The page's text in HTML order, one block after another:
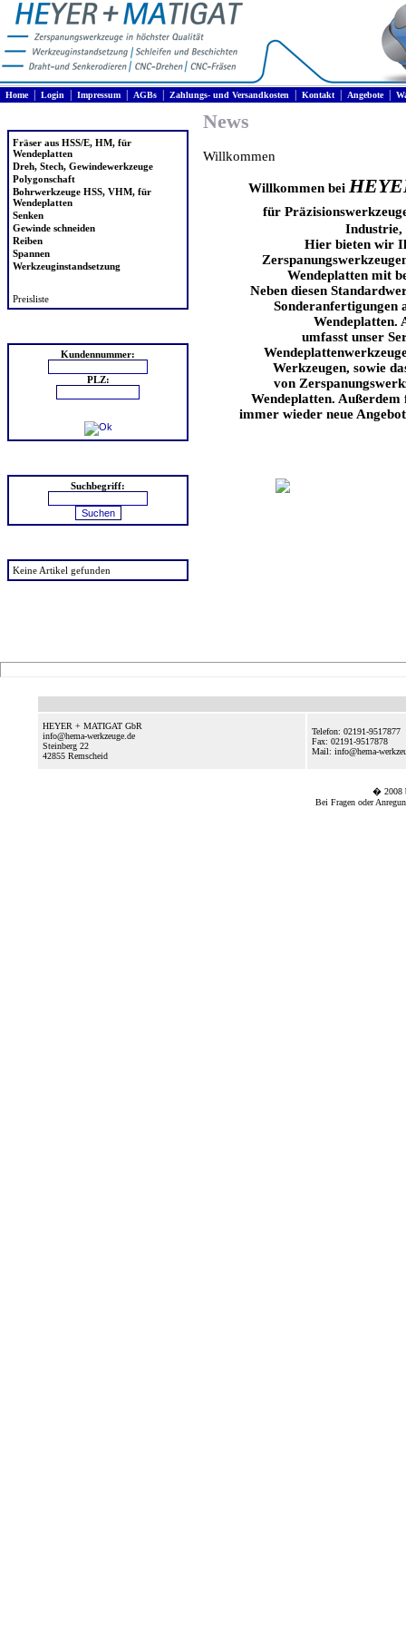
Home| Login Impressum AGBs Zahlungs- und Versandkosten Kontakt| Angebote|
Fräser aus HSS/E, HM, für
Wendeplatten
Dreh, Stech, Gewindewerkzeuge
Polygonschaft
Bohrwerkzeuge HSS, VHM, für
Wendeplatten
Senken
Gewinde schneiden
Reiben
Spannen
Werkzeuginstandsetzung
Preisliste
Kundennummer:
PLZ:
Suchbegriff:
Keine Artikel gefunden
News
Willkommen
Willkommen bei
für
Industrie,
Hier bieten wir
Wendeplatten mit
Neben diesen
Sonderanfertigungen
Wendeplatten.
umfasst unser
Werkzeugen, sowie
von
Wendeplatten.
immer wieder neue
HEYER + MATIGAT GbR
info@hema-werkzeuge.de
Steinberg 22
42855 Remscheid
Telefon: 02191-9517877
Fax: 02191-9517878
Mail: info@hema-
� 2008
Bei Fragen oder